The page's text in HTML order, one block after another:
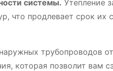
системы․ Утепление
что продлевает срок
трубопроводов
которая позволит вам